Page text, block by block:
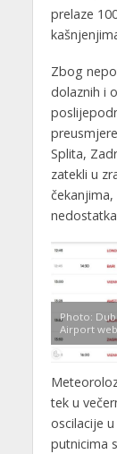
prelaze
Zbog
dolaznih i
Splita,
zatekli u
Photo:
Airport
tek u
oscilacije
putnicima